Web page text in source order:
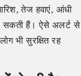
तेज हवाएं, आंधी
सकती हैं। ऐसे अलर्ट से
भी सुरक्षित रह